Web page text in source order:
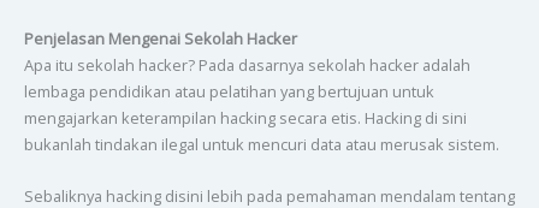
Penjelasan Mengenai Sekolah Hacker
Apa itu sekolah hacker? Pada dasarnya sekolah hacker adalah
lembaga pendidikan atau pelatihan yang bertujuan untuk
mengajarkan keterampilan hacking secara etis. Hacking di sini
bukanlah tindakan ilegal untuk mencuri data atau merusak sistem.
Sebaliknya hacking disini lebih pada pemahaman mendalam tentang